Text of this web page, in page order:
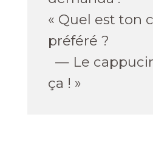
« Quel est ton
préféré ?
— Le
ça ! »